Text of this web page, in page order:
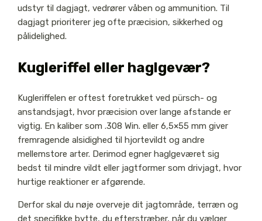
udstyr til dagjagt, vedrører våben og ammunition. Til
dagjagt prioriterer jeg ofte præcision, sikkerhed og
pålidelighed.
Kugleriffel eller haglgevær?
Kugleriffelen er oftest foretrukket ved pürsch- og
anstandsjagt, hvor præcision over lange afstande er
vigtig. En kaliber som .308 Win. eller 6,5×55 mm giver
fremragende alsidighed til hjortevildt og andre
mellemstore arter. Derimod egner haglgeværet sig
bedst til mindre vildt eller jagtformer som drivjagt, hvor
hurtige reaktioner er afgørende.
Derfor skal du nøje overveje dit jagtområde, terræn og
det specifikke bytte, du efterstræber, når du vælger